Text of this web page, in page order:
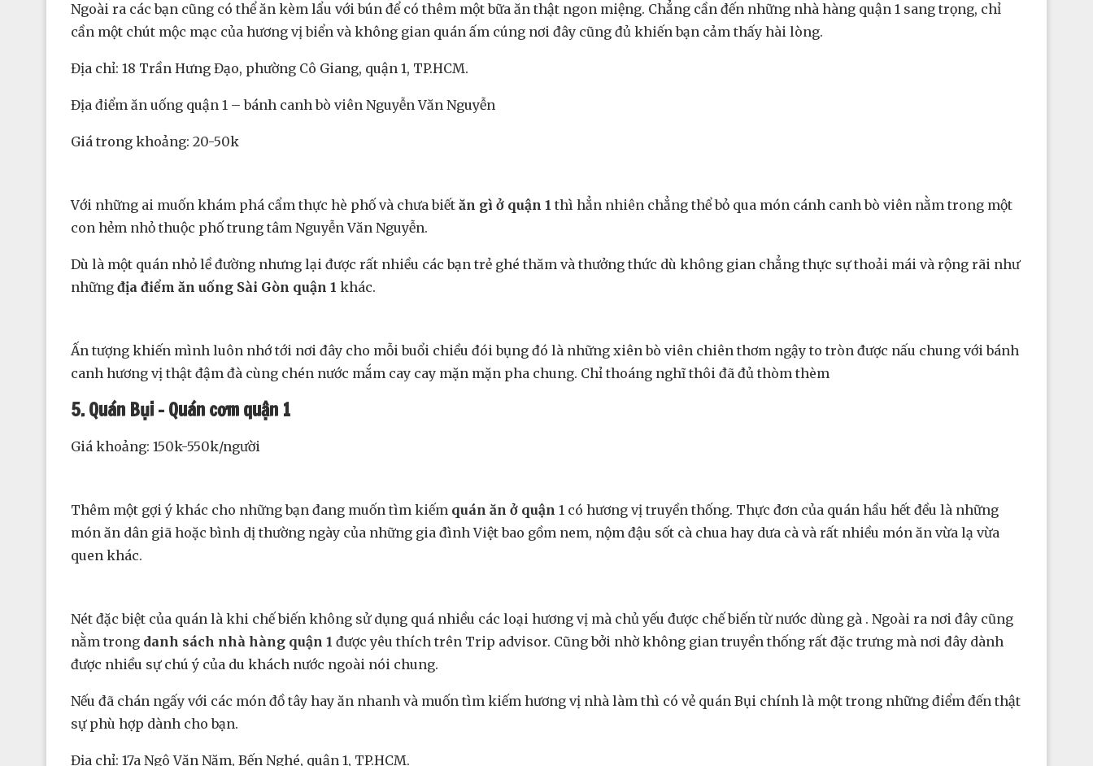
Ngoài ra các bạn cũng có thể ăn kèm lẩu với bún để có thêm một bữa ăn thật ngon miệng. Chẳng cần đến những nhà hàng quận 1 sang trọng, chỉ
cần một chút mộc mạc của hương vị biển và không gian quán ấm cúng nơi đây cũng đủ khiến bạn cảm thấy hài lòng.
Địa chỉ: 18 Trần Hưng Đạo, phường Cô Giang, quận 1, TP.HCM.
Địa điểm ăn uống quận 1 – bánh canh bò viên Nguyễn Văn Nguyễn
Giá trong khoảng: 20-50k
Với những ai muốn khám phá cẩm thực hè phố và chưa biết ăn gì ở quận 1 thì hẳn nhiên chẳng thể bỏ qua món cánh canh bò viên nằm trong một
con hẻm nhỏ thuộc phố trung tâm Nguyễn Văn Nguyễn.
Dù là một quán nhỏ lề đường nhưng lại được rất nhiều các bạn trẻ ghé thăm và thưởng thức dù không gian chẳng thực sự thoải mái và rộng rãi như
những địa điểm ăn uống Sài Gòn quận 1 khác.
Ấn tượng khiến mình luôn nhớ tới nơi đây cho mỗi buổi chiều đói bụng đó là những xiên bò viên chiên thơm ngậy to tròn được nấu chung với bánh
canh hương vị thật đậm đà cùng chén nước mắm cay cay mặn mặn pha chung. Chỉ thoáng nghĩ thôi đã đủ thòm thèm
5. Quán Bụi – Quán cơm quận 1
Giá khoảng: 150k-550k/người
Thêm một gợi ý khác cho những bạn đang muốn tìm kiếm quán ăn ở quận 1 có hương vị truyền thống. Thực đơn của quán hầu hết đều là những
món ăn dân giã hoặc bình dị thường ngày của những gia đình Việt bao gồm nem, nộm đậu sốt cà chua hay dưa cà và rất nhiều món ăn vừa lạ vừa
quen khác.
Nét đặc biệt của quán là khi chế biến không sử dụng quá nhiều các loại hương vị mà chủ yếu được chế biến từ nước dùng gà . Ngoài ra nơi đây cũng
nằm trong danh sách nhà hàng quận 1 được yêu thích trên Trip advisor. Cũng bởi nhờ không gian truyền thống rất đặc trưng mà nơi đây dành
được nhiều sự chú ý của du khách nước ngoài nói chung.
Nếu đã chán ngấy với các món đồ tây hay ăn nhanh và muốn tìm kiếm hương vị nhà làm thì có vẻ quán Bụi chính là một trong những điểm đến thật
sự phù hợp dành cho bạn.
Địa chỉ: 17a Ngô Văn Năm, Bến Nghé, quận 1, TP.HCM.